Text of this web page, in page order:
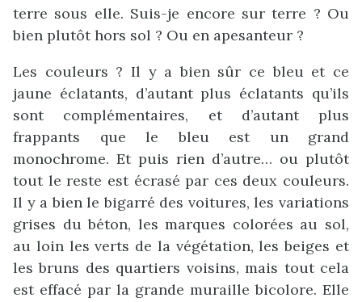
terre sous elle. Suis-je encore sur terre ? Ou
bien plutôt hors sol ? Ou en apesanteur ?
Les couleurs ? Il y a bien sûr ce bleu et ce
jaune éclatants, d’autant plus éclatants qu’ils
sont complémentaires, et d’autant plus
frappants que le bleu est un grand
monochrome. Et puis rien d’autre… ou plutôt
tout le reste est écrasé par ces deux couleurs.
Il y a bien le bigarré des voitures, les variations
grises du béton, les marques colorées au sol,
au loin les verts de la végétation, les beiges et
les bruns des quartiers voisins, mais tout cela
est effacé par la grande muraille bicolore. Elle